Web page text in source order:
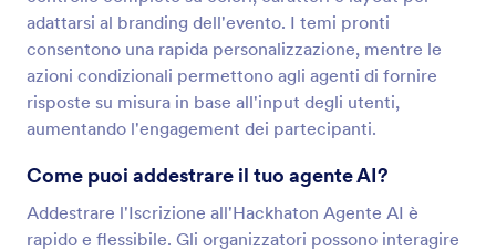
adattarsi al branding dell'evento. I temi pronti
consentono una rapida personalizzazione, mentre le
azioni condizionali permettono agli agenti di fornire
risposte su misura in base all'input degli utenti,
aumentando l'engagement dei partecipanti.
Come puoi addestrare il tuo agente AI?
Addestrare l'Iscrizione all'Hackhaton Agente AI è
rapido e flessibile. Gli organizzatori possono interagire